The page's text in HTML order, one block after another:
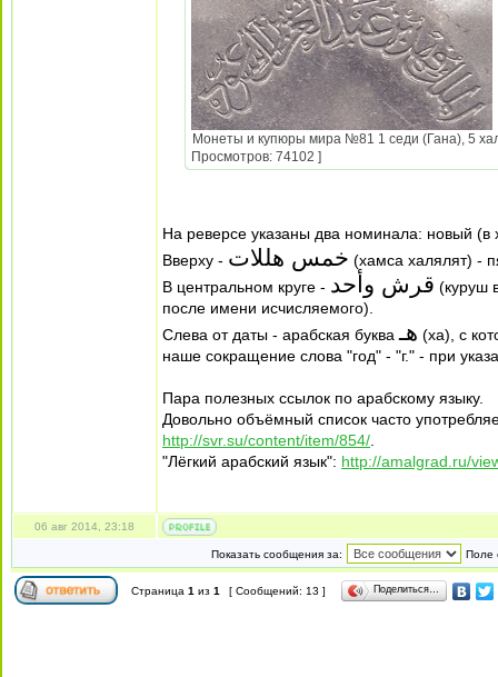
Монеты и купюры мира №81 1 седи (Гана), 5
Просмотров: 74102 ]
На реверсе указаны два номинала: новый
Вверху - خمس هللات (хамса халялят) -
В центральном круге - قرش وأحد (куруш
после имени исчисляемого).
Слева от даты - арабская букваهـ (ха), с
наше сокращение слова "год" - "г." - при
Пара полезных ссылок по арабскому языку.
Довольно объёмный список часто
http://svr.su/content/item/854/
"Лёгкий арабский язык": http://amalgrad.ru/
06 авг 2014, 23:18
Показать сообщения за: Поле
Страница 1 из 1 [ Сообщений: 13 ] Поделиться…